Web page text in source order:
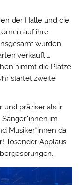
der Halle und die
auf ihre
wurden
verkauft …
nimmt die Plätze
startet zweite
präziser als in
im
Musiker*innen da
Tosender Applaus